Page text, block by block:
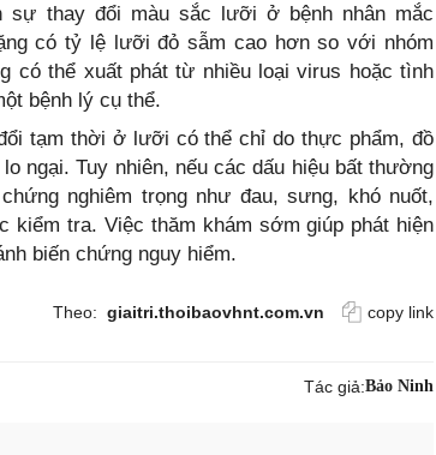
sự thay đổi màu sắc lưỡi ở bệnh nhân mắc
có tỷ lệ lưỡi đỏ sẫm cao hơn so với nhóm
có thể xuất phát từ nhiều loại virus hoặc tình
bệnh lý cụ thể.
tạm thời ở lưỡi có thể chỉ do thực phẩm, đồ
ngại. Tuy nhiên, nếu các dấu hiệu bất thường
nghiêm trọng như đau, sưng, khó nuốt,
tra. Việc thăm khám sớm giúp phát hiện
biến chứng nguy hiểm.
Theo: giaitri.thoibaovhnt.com.vn copy link
Tác giả:Bảo Ninh